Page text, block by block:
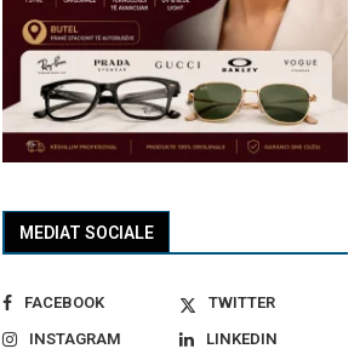
MEDIAT SOCIALE
FACEBOOK
TWITTER
INSTAGRAM
LINKEDIN